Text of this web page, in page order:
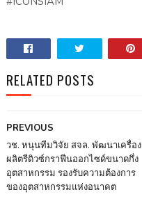
RELATED POSTS
PREVIOUS
วช. หนุนทีมวิจัย สจล. พัฒนาเครื่อง
ผลิตรีดิวซ์กราฟีนออกไซด์ขนาดกึ่ง
อุตสาหกรรม รองรับความต้องการ
ของอุตสาหกรรมแห่งอนาคต